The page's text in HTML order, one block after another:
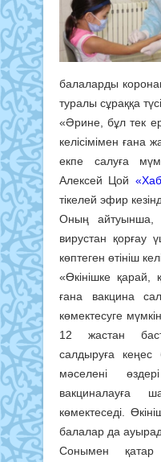
балаларды
туралы сұраққа
«Әрине, бұл тек
келісімімен ғана
екпе салуға
Алексей Цой
тікелей эфир
Оның айтуынша,
вирустан қорғау
көптеген өтініш
«Өкінішке қарай,
ғана вакцина
көмектесуге
12 жастан
салдыруға кеңес
мәселені
вакциналауға
көмектеседі.
балалар да
Сонымен қатар